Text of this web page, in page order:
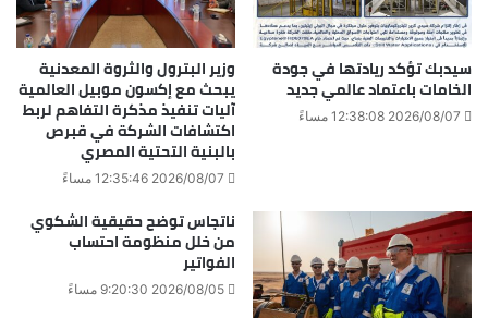
سيدبك تؤكد ريادتها في جودة
الخامات باعتماد عالمي جديد
2026/08/07 12:38:08 مساءً
وزير البترول والثروة المعدنية
يبحث مع إكسون موبيل العالمية
آليات تنفيذ مذكرة التفاهم لربط
اكتشافات الشركة في قبرص
بالبنية التحتية المصري
2026/08/07 12:35:46 مساءً
ناتجاس توضح حقيقية الشكوي
من خلل منظومة احتساب
الفواتير
2026/08/05 9:20:30 مساءً